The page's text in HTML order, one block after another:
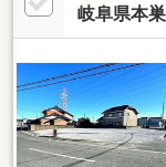
岐阜県本